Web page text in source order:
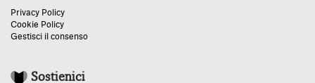
Privacy Policy
Cookie Policy
Gestisci il consenso
Sostienici